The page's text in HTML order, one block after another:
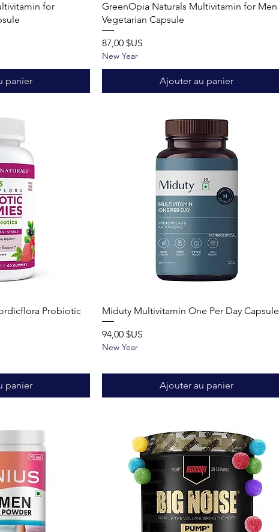
for
panier
Aperçu rapide
GreenOpia Naturals Multivitamin for Men
Vegetarian Capsule
Prix
87,00 $US
New Year
Ajouter au panier
Probiotic
panier
Aperçu rapide
Miduty Multivitamin One Per Day Capsule
Prix
94,00 $US
New Year
Ajouter au panier